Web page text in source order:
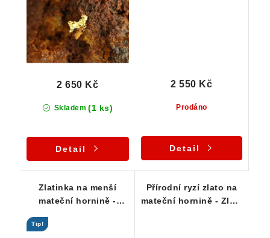
Skladem (1 ks)
2 650 Kč
Detail
Prodáno
2 550 Kč
Detail
Zlatinka na menší
mateční hornině -
Tip!
Přírodní ryzí zlato na
mateční hornině - Zlaté